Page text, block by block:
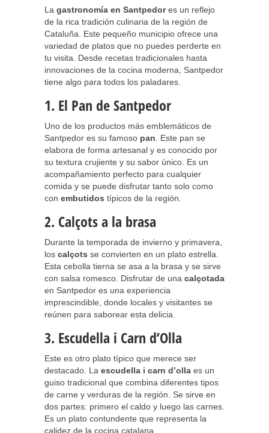
La gastronomía en Santpedores un reflejo
de la rica tradición culinaria de la región de
Cataluña. Este pequeño municipio ofrece una
variedad de platos que no puedes perderte en
tu visita. Desde recetas tradicionales hasta
innovaciones de la cocina moderna, Santpedor
tiene algo para todos los paladares.
1. El Pan de Santpedor
Uno de los productos más emblemáticos de
Santpedor es su famoso pan . Este pan se
elabora de forma artesanal y es conocido por
su textura crujiente y su sabor único. Es un
acompañamiento perfecto para cualquier
comida y se puede disfrutar tanto solo como
con embutidos típicos de la región.
2. Calçots a la brasa
Durante la temporada de invierno y primavera,
los calçots se convierten en un plato estrella.
Esta cebolla tierna se asa a la brasa y se sirve
con salsa romesco. Disfrutar de una calçotada
en Santpedor es una experiencia
imprescindible, donde locales y visitantes se
reúnen para saborear esta delicia.
3. Escudella i Carn d’Olla
Este es otro plato típico que merece ser
destacado. La escudella i carn d’olla es un
guiso tradicional que combina diferentes tipos
de carne y verduras de la región. Se sirve en
dos partes: primero el caldo y luego las carnes.
Es un plato contundente que representa la
calidez de la cocina catalana.